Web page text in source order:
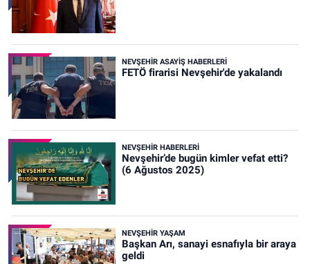
NEVŞEHIR ASAYIŞ HABERLERI
FETÖ firarisi Nevşehir'de yakalandı
NEVŞEHIR HABERLERI
Nevşehir’de bugün kimler vefat etti?
(6 Ağustos 2025)
NEVŞEHIR YAŞAM
Başkan Arı, sanayi esnafıyla bir araya
geldi